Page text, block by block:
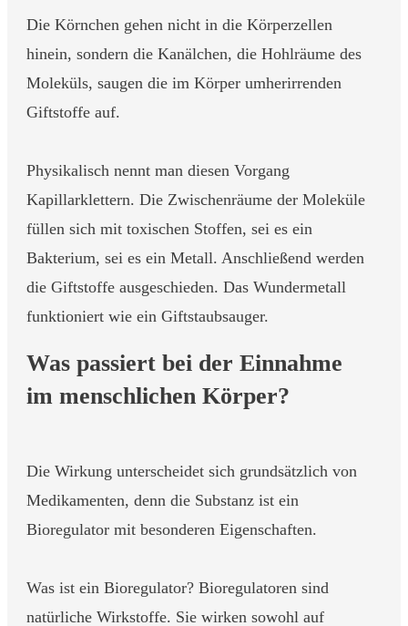
Die Körnchen gehen nicht in die Körperzellen
hinein, sondern die Kanälchen, die Hohlräume des
Moleküls, saugen die im Körper umherirrenden
Giftstoffe auf.
Physikalisch nennt man diesen Vorgang
Kapillarklettern. Die Zwischenräume der Moleküle
füllen sich mit toxischen Stoffen, sei es ein
Bakterium, sei es ein Metall. Anschließend werden
die Giftstoffe ausgeschieden. Das Wundermetall
funktioniert wie ein Giftstaubsauger.
Was passiert bei der Einnahme
im menschlichen Körper?
Die Wirkung unterscheidet sich grundsätzlich von
Medikamenten, denn die Substanz ist ein
Bioregulator mit besonderen Eigenschaften.
Was ist ein Bioregulator? Bioregulatoren sind
natürliche Wirkstoffe. Sie wirken sowohl auf